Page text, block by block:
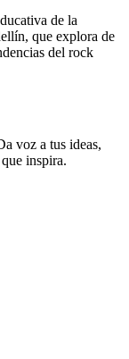
de la
que explora de
del rock
voz a tus ideas,
inspira.